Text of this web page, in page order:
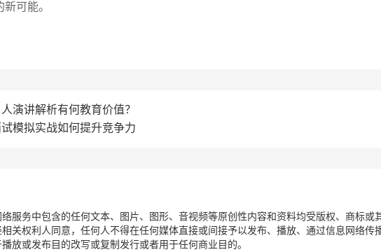
可能。
演讲解析有何教育价值？
模拟实战如何提升竞争力
服务中包含的任何文本、图片、图形、音视频等原创性内容和资料均受版权、商标或
关权利人同意，任何人不得在任何媒体直接或间接予以发布、播放、通过信息网络传播
放或发布目的改写或复制发行或者用于任何商业目的。